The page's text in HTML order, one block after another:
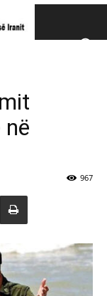
së Iranit (NCRI)
967